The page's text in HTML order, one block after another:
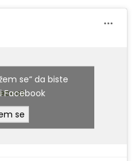
se“ da biste
Facebook
se